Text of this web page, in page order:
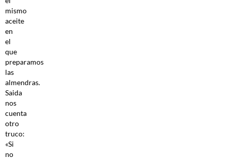
mismo
aceite
en
el
que
preparamos
las
almendras.
Saida
nos
cuenta
otro
truco:
«Si
no